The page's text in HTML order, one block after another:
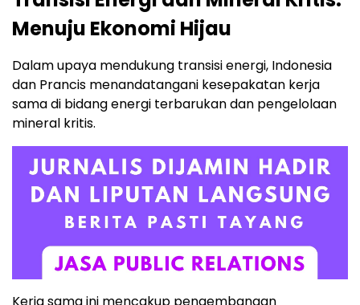
Menuju Ekonomi Hijau
Dalam upaya mendukung transisi energi, Indonesia
dan Prancis menandatangani kesepakatan kerja
sama di bidang energi terbarukan dan pengelolaan
mineral kritis.